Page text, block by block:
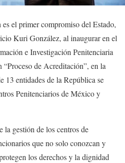
el primer compromiso del Estado,
Kuri González, al inaugurar en el
e Investigación Penitenciaria
de Acreditación”, en la
13 entidades de la República se
Penitenciarios de México y
la gestión de los centros de
que no solo conozcan y
los derechos y la dignidad